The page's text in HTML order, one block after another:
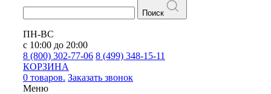
Поиск
ПН-ВС
с 10:00 до 20:00
8 (800) 302-77-06 8 (499) 348-15-11
КОРЗИНА
0 товаров. Заказать звонок
Меню